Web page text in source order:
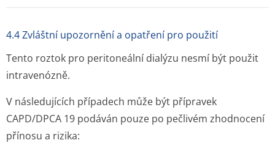
4.4 Zvláštní upozornění a opatření pro použití
Tento roztok pro peritoneální dialýzu nesmí být použit
intravenózně.
V následujících případech může být přípravek
CAPD/DPCA 19 podáván pouze po pečlivém zhodnocení
přínosu a rizika: